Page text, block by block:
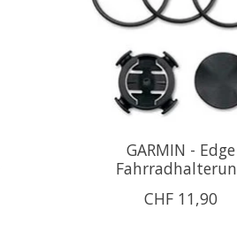
GARMIN - Edge
CHF 11,90